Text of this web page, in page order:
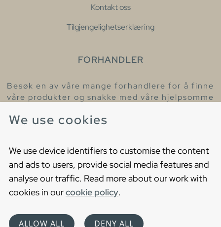
We use cookies
We use device identifiers to customise the content
and ads to users, provide social media features and
analyse our traffic. Read more about our work with
cookies in ourcookie policy.
ALLOW ALL DENY ALL
Kontakt oss
Tilgjengelighetserklæring
FORHANDLER
Besøk en av våre mange forhandlere for å finne
våre produkter og snakke med våre hjelpsomme
Cookies
Privacy statement